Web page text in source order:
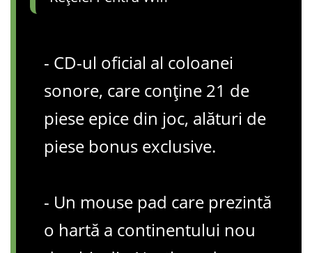
- CD-ul oficial al coloanei
sonore, care conține 21 de
piese epice din joc, alături de
piese bonus exclusive.
- Un mouse pad care prezintă
o hartă a continentului nou